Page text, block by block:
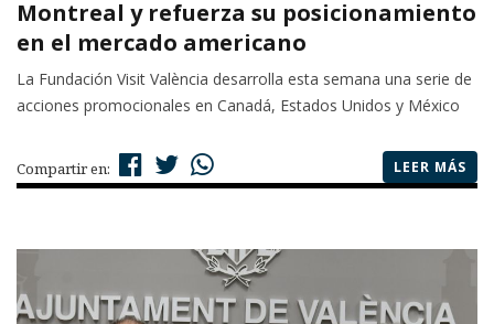
Montreal y refuerza su posicionamiento
en el mercado americano
La Fundación Visit València desarrolla esta semana una serie de
acciones promocionales en Canadá, Estados Unidos y México
Compartir en: LEER MÁS